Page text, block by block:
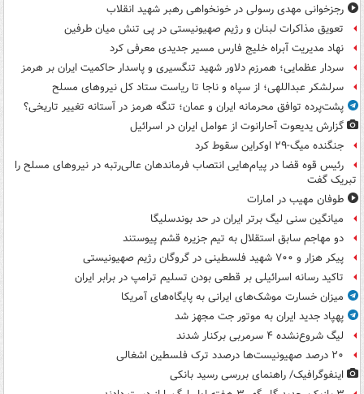
رجزخوانی مهدی رسولی در خونخواهی رهبر شهید انقلاب
تعویق مذاکرات لبنان و رژیم صهیونیستی در پی تنش میان طرفین
نهاد مدیریت آبراه خلیج فارس مسیر جدیدی معرفی کرد
سردار عظمایی؛ همرزم دلاور شهید تنگسیری و پاسدار حاکمیت ایران بر هرمز
سرلشکر عبداللهی؛ از سپاه و ناجا تا ریاست ستاد کل نیروهای مسلح
پشت‌پرده توافق محرمانه ایران و عمان؛ تنگه هرمز در آستانه تغییر تاریخی؟
گزارش یدیعوت آحارانوت از عوامل ایران در اسرائیل
جنگنده میگ-۲۹ اوکراین سقوط کرد
رئیس قوه قضا در پیام‌هایی انتصاب‌ فرماندهان عالی‌رتبه در نیروهای مسلح را
تبریک گفت
طوفان مهیب در امارات
میانگین سنی لیگ برتر ایران در حد بوندسلیگا
دو مهاجم سابق استقلال به تیم جزیره قشم پیوستند
پیکر هزار و ۷۰۰ شهید فلسطینی در گروگان رژیم صهیونیستی
تاکید رسانه اسرائیلی بر قطعی بودن تسلیم ترامپ در برابر ایران
میزان خسارت موشک‌های ایرانی به پایگاه‌های آمریکا
پهپاد جدید ایران به موتور جت مجهز شد
لیگ شروع‌نشده ۴ سرمربی برکنار شدند
۲۰ درصد صهیونیست‌ها درصدد ترک فلسطین اشغالی
اینفوگرافیک/ راهنمای بررسی رسید بانکی